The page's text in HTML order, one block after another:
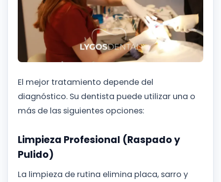
El mejor tratamiento depende del
diagnóstico. Su dentista puede utilizar una o
más de las siguientes opciones:
Limpieza Profesional (Raspado y
Pulido)
La limpieza de rutina elimina placa, sarro y